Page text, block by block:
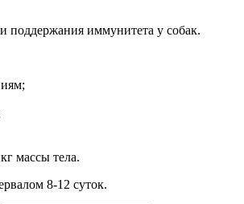
поддержания иммунитета у собак.
массы тела.
8-12 суток.